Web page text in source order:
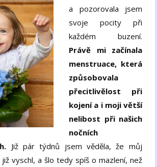
a pozorovala jsem
svoje pocity při
každém buzení.
Právě mi začínala
menstruace, která
způsobovala
přecitlivělost při
kojení a i moji větší
nelibost při našich
nočních
Již pár týdnů jsem věděla, že můj
vyschl, a šlo tedy spíš o mazlení, než